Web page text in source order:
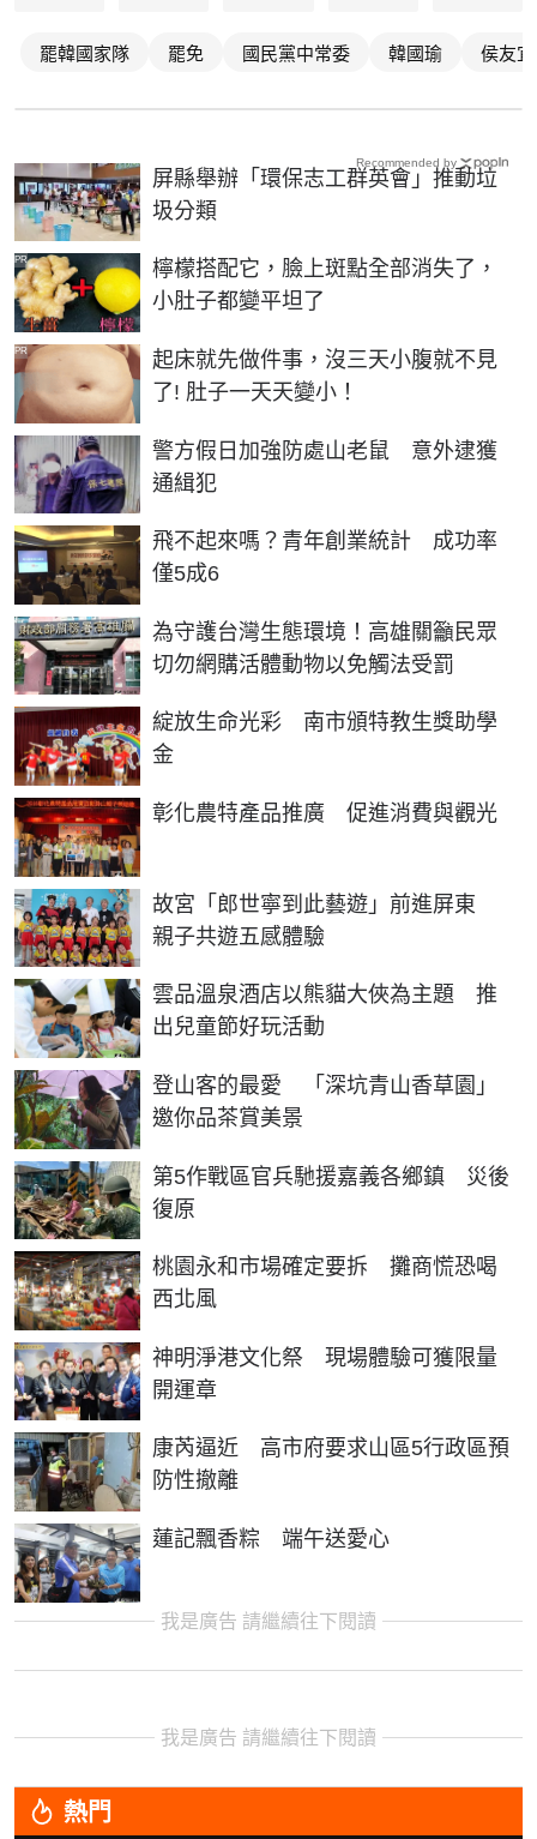
罷韓國家隊 罷免 國民黨中常委 韓國瑜 侯友宜
屏縣舉辦「環保志工群英會」推動垃
圾分類
檸檬搭配它，臉上斑點全部消失了，
小肚子都變平坦了
PR
起床就先做件事，沒三天小腹就不見
了! 肚子一天天變小！
PR
警方假日加強防處山老鼠 意外逮獲
通緝犯
飛不起來嗎？青年創業統計 成功率
僅5成6
為守護台灣生態環境！高雄關籲民眾
切勿網購活體動物以免觸法受罰
綻放生命光彩 南市頒特教生獎助學
金
彰化農特產品推廣 促進消費與觀光
故宮「郎世寧到此藝遊」前進屏東
親子共遊五感體驗
雲品溫泉酒店以熊貓大俠為主題 推
出兒童節好玩活動
登山客的最愛 「深坑青山香草園」
邀你品茶賞美景
第5作戰區官兵馳援嘉義各鄉鎮 災後
復原
桃園永和市場確定要拆 攤商慌恐喝
西北風
神明淨港文化祭 現場體驗可獲限量
開運章
康芮逼近 高市府要求山區5行政區預
防性撤離
蓮記飄香粽 端午送愛心
Recommended by
我是廣告 請繼續往下閱讀
我是廣告 請繼續往下閱讀
熱門